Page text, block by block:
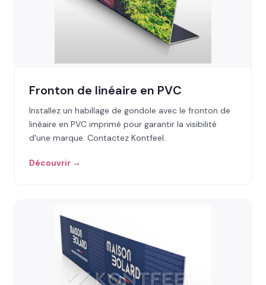
Fronton de linéaire en PVC
Installez un habillage de gondole avec le fronton de
linéaire en PVC imprimé pour garantir la visibilité
d'une marque. Contactez Kontfeel.
Découvrir →